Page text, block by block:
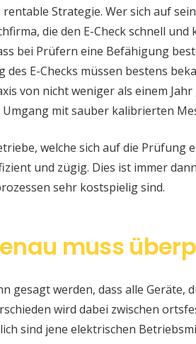
Strategie. Wer sich auf
die den E-Check schnell
bei Prüfern eine Befähigung
des E-Checks müssen bestens
von nicht weniger als einem
Umgang mit sauber kalibrierten
welche sich auf die Prüfung
und zügig. Dies ist immer
sehr kostspielig sind.
muss
gesagt werden, dass alle
wird dabei zwischen
sind jene elektrischen